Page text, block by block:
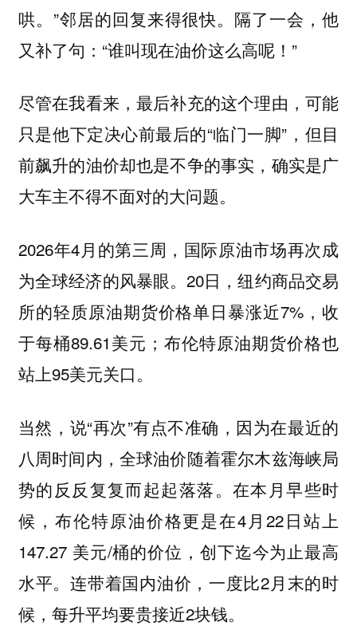
哄。”邻居的回复来得很快。隔了一会，他
又补了句：“谁叫现在油价这么高呢！”
尽管在我看来，最后补充的这个理由，可能
只是他下定决心前最后的“临门一脚”，但目
前飙升的油价却也是不争的事实，确实是广
大车主不得不面对的大问题。
2026年4月的第三周，国际原油市场再次成
为全球经济的风暴眼。20日，纽约商品交易
所的轻质原油期货价格单日暴涨近7%，收
于每桶89.61美元；布伦特原油期货价格也
站上95美元关口。
当然，说“再次”有点不准确，因为在最近的
八周时间内，全球油价随着霍尔木兹海峡局
势的反反复复而起起落落。在本月早些时
候，布伦特原油价格更是在4月22日站上
147.27 美元/桶的价位，创下迄今为止最高
水平。连带着国内油价，一度比2月末的时
候，每升平均要贵接近2块钱。